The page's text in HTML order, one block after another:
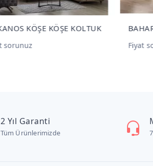
KÖŞE KÖŞE KOLTUK
sorunuz
FUJİ
2 Yıl Garanti
Tüm Ürünlerimizde